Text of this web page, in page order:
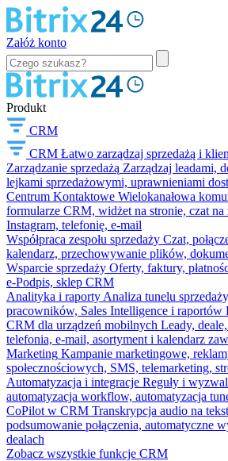
Załóż konto
Produkt
CRM
CRM Łatwo zarządzaj sprzedażą i
Zarządzanie sprzedażą Zarządzaj leadami,
lejkami sprzedażowymi, uprawnieniami
Centrum Kontaktowe Wielokanałowa
formularze CRM, widżet na stronie, czat
Instagram, telefonię, e-mail
Współpraca zespołu sprzedaży Czat,
kalendarz, przechowywanie plików,
Wsparcie sprzedaży Oferty, faktury,
e-Podpis, sklep CRM
Analityka i raporty Analiza tunelu
pracowników, Sales Intelligence i raportów
CRM dla urządzeń mobilnych Leady,
telefonia, e-mail, asortyment i kalendarz
Marketing Kampanie marketingowe,
społecznościowych, SMS, telemarketing,
Automatyzacja i integracje Reguły i
automatyzacja workflow, automatyzacja
CoPilot w CRM Transkrypcja audio na
podsumowanie połączenia, automatyczne
dealach
Zobacz wszystkie funkcje CRM